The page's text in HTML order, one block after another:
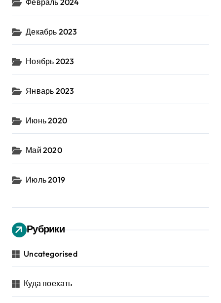
Февраль 2024
Декабрь 2023
Ноябрь 2023
Январь 2023
Июнь 2020
Май 2020
Июль 2019
Рубрики
Uncategorised
Куда поехать